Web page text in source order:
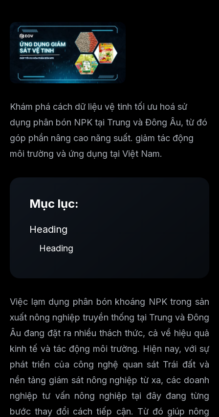
Khám phá cách dữ liệu vệ tinh tối ưu hoá sử
dụng phân bón NPK tại Trung và Đông Âu, từ đó
góp phần nâng cao năng suất. giảm tác động
môi trường và ứng dụng tại Việt Nam.
Mục lục:
Heading
Heading
Việc lạm dụng phân bón khoáng NPK trong sản
xuất nông nghiệp truyền thống tại Trung và Đông
Âu đang đặt ra nhiều thách thức, cả về hiệu quả
kinh tế và tác động môi trường. Hiện nay, với sự
phát triển của công nghệ quan sát Trái đất và
nền tảng giám sát nông nghiệp từ xa, các doanh
nghiệp tư vấn nông nghiệp tại đây đang từng
bước thay đổi cách tiếp cận. Từ đó giúp nông